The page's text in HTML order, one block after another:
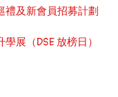
禮及新會員招募計劃
展（DSE 放榜日）